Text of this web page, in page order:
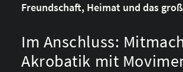
Freundschaft, Heimat und das
Im Anschluss:
Akrobatik mit